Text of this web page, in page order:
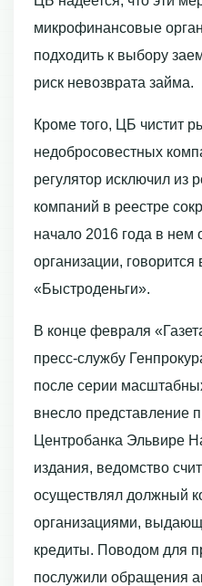
микрофинансовые
подходить к выбору
риск невозврата займа.
Кроме того, ЦБ чистит
недобросовестных
регулятор исключил из
компаний в реестре
начало 2016 года в нем
организации, говорится
«Быстроденьги».
В конце февраля
пресс-службу
после серии
внесло представление
Центробанка Эльвире
издания, ведомство
осуществлял должный
организациями,
кредиты. Поводом для
послужили обращения